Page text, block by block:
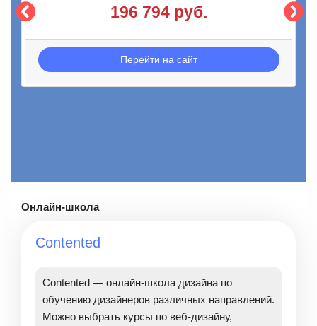
196 794 руб.
Перейти на сайт
Онлайн-школа
Contented
Contented — онлайн-школа дизайна по
обучению дизайнеров различных направлений.
Можно выбрать курсы по веб-дизайну,